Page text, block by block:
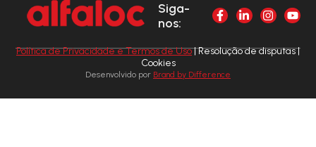
Siga-
nos:
Política de Privacidade e Termos de Uso| Resolução de disputas |
Cookies
Desenvolvido por Brand by Difference